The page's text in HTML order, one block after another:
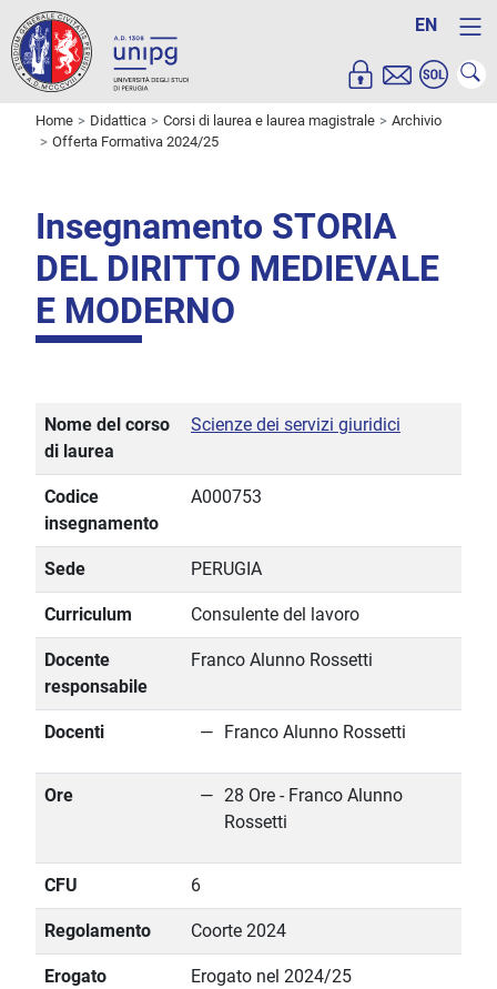
EN
Home Didattica Corsi di laurea e laurea magistrale
Archivio
Offerta Formativa 2024/25
Insegnamento STORIA
DEL DIRITTO MEDIEVALE
E MODERNO
Nome del corso
di laurea
Scienze dei servizi giuridici
Codice
insegnamento
A000753
Sede PERUGIA
Curriculum Consulente del lavoro
Docente
responsabile
Franco Alunno Rossetti
Docenti Franco Alunno Rossetti
Ore
28 Ore - Franco Alunno
Rossetti
CFU 6
Regolamento Coorte 2024
Erogato Erogato nel 2024/25